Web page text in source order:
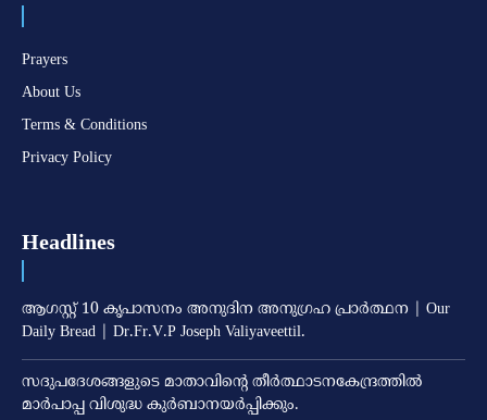
Prayers
About Us
Terms & Conditions
Privacy Policy
Headlines
ആഗസ്റ്റ് 10 കൃപാസനം അനുദിന അനുഗ്രഹ പ്രാർത്ഥന | Our
Daily Bread | Dr.Fr.V.P Joseph Valiyaveettil.
സദുപദേശങ്ങളുടെ മാതാവിന്റെ തീര്‍ത്ഥാടനകേന്ദ്രത്തില്‍
മാര്‍പാപ്പ വിശുദ്ധ കുര്‍ബാനയര്‍പ്പിക്കും.